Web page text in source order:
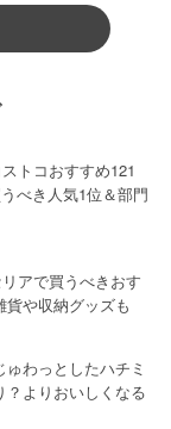
トコおすすめ121
べき人気1位＆部門
リアで買うべきおす
や収納グッズも
わっとしたハチミ
？よりおいしくなる